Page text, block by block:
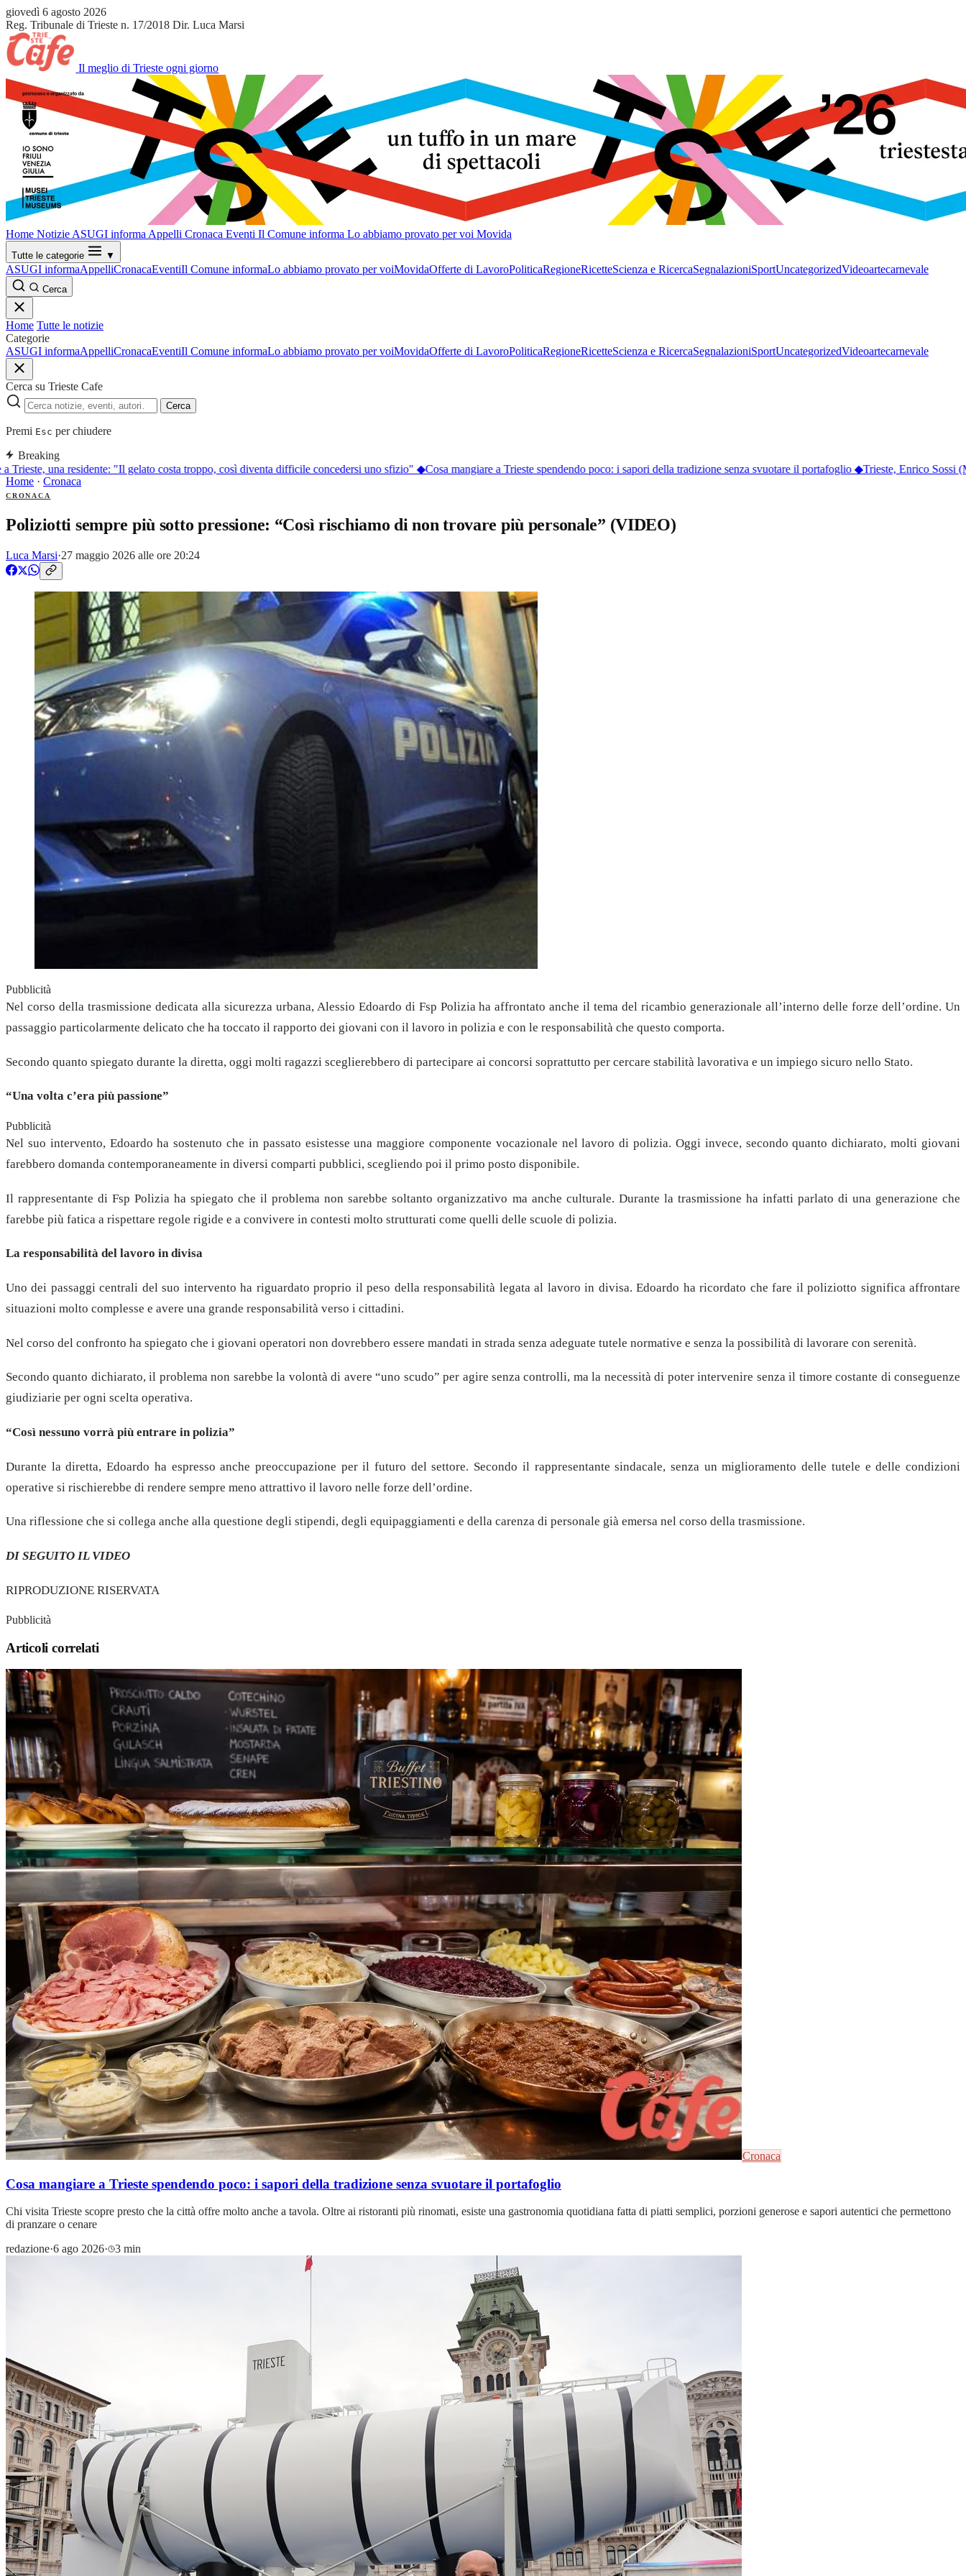
giovedì 6 agosto 2026
Reg. Tribunale di Trieste n. 17/2018 Dir. Luca Marsi
Il meglio di Trieste ogni giorno
Home Notizie ASUGI informa Appelli Cronaca Eventi Il Comune informa Lo abbiamo provato per voi Movida
Tutte le categorie ▼
ASUGI informaAppelliCronacaEventiIl Comune informaLo abbiamo provato per voiMovidaOfferte di LavoroPoliticaRegioneRicetteScienza e RicercaSegnalazioniSportUncategorizedVideoartecarnevale
Cerca
Home Tutte le notizie
Categorie
ASUGI informaAppelliCronacaEventiIl Comune informaLo abbiamo provato per voiMovidaOfferte di LavoroPoliticaRegioneRicetteScienza e RicercaSegnalazioniSportUncategorizedVideoartecarnevale
Cerca su Trieste Cafe
Cerca
Premi Esc per chiudere
Breaking
Trieste, una residente: "Il gelato costa troppo, così diventa difficile concedersi uno sfizio"◆Cosa mangiare a Trieste spendendo poco: i sapori della tradizione senza svuotare il portafoglio◆Trieste, Enrico Sossi
Home · Cronaca
CRONACA
Poliziotti sempre più sotto pressione: “Così rischiamo di non trovare più personale” (VIDEO)
Luca Marsi·27 maggio 2026 alle ore 20:24
Pubblicità
Nel corso della trasmissione dedicata alla sicurezza urbana, Alessio Edoardo di Fsp Polizia ha affrontato anche il tema del ricambio generazionale all’interno delle forze dell’ordine. Un
passaggio particolarmente delicato che ha toccato il rapporto dei giovani con il lavoro in polizia e con le responsabilità che questo comporta.
Secondo quanto spiegato durante la diretta, oggi molti ragazzi sceglierebbero di partecipare ai concorsi soprattutto per cercare stabilità lavorativa e un impiego sicuro nello Stato.
“Una volta c’era più passione”
Pubblicità
Nel suo intervento, Edoardo ha sostenuto che in passato esistesse una maggiore componente vocazionale nel lavoro di polizia. Oggi invece, secondo quanto dichiarato, molti giovani
farebbero domanda contemporaneamente in diversi comparti pubblici, scegliendo poi il primo posto disponibile.
Il rappresentante di Fsp Polizia ha spiegato che il problema non sarebbe soltanto organizzativo ma anche culturale. Durante la trasmissione ha infatti parlato di una generazione che
farebbe più fatica a rispettare regole rigide e a convivere in contesti molto strutturati come quelli delle scuole di polizia.
La responsabilità del lavoro in divisa
Uno dei passaggi centrali del suo intervento ha riguardato proprio il peso della responsabilità legata al lavoro in divisa. Edoardo ha ricordato che fare il poliziotto significa affrontare
situazioni molto complesse e avere una grande responsabilità verso i cittadini.
Nel corso del confronto ha spiegato che i giovani operatori non dovrebbero essere mandati in strada senza adeguate tutele normative e senza la possibilità di lavorare con serenità.
Secondo quanto dichiarato, il problema non sarebbe la volontà di avere “uno scudo” per agire senza controlli, ma la necessità di poter intervenire senza il timore costante di conseguenze
giudiziarie per ogni scelta operativa.
“Così nessuno vorrà più entrare in polizia”
Durante la diretta, Edoardo ha espresso anche preoccupazione per il futuro del settore. Secondo il rappresentante sindacale, senza un miglioramento delle tutele e delle condizioni
operative si rischierebbe di rendere sempre meno attrattivo il lavoro nelle forze dell’ordine.
Una riflessione che si collega anche alla questione degli stipendi, degli equipaggiamenti e della carenza di personale già emersa nel corso della trasmissione.
DI SEGUITO IL VIDEO
RIPRODUZIONE RISERVATA
Pubblicità
Articoli correlati
Cronaca
Cosa mangiare a Trieste spendendo poco: i sapori della tradizione senza svuotare il portafoglio
Chi visita Trieste scopre presto che la città offre molto anche a tavola. Oltre ai ristoranti più rinomati, esiste una gastronomia quotidiana fatta di piatti semplici, porzioni generose e sapori autentici che permettono
di pranzare o cenare
redazione·6 ago 2026· 3 min